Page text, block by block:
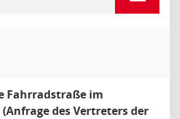
Fahrradstraße im
des Vertreters der